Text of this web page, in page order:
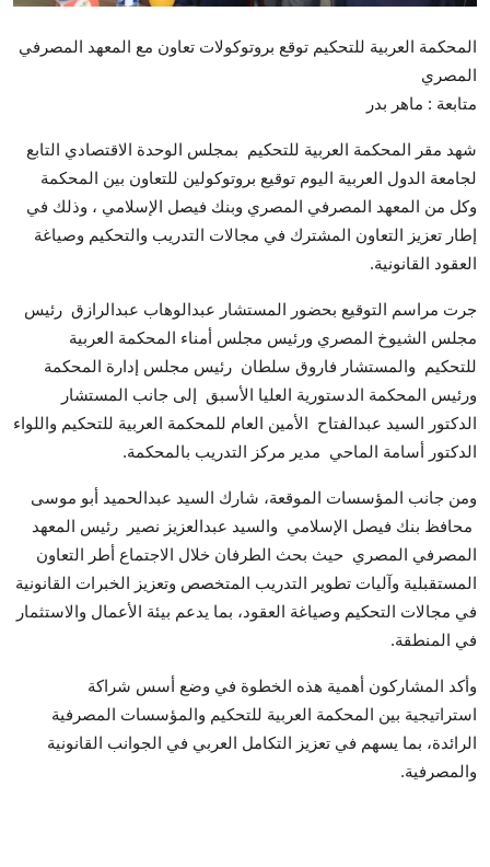
مقالات
Contact
المحكمة العربية للتحكيم توقع بروتوكولات تعاون مع المعهد المصرفي
المصري
متابعة : ماهر بدر
شهد مقر المحكمة العربية للتحكيم بمجلس الوحدة الاقتصادي التابع
لجامعة الدول العربية اليوم توقيع بروتوكولين للتعاون بين المحكمة
وكل من المعهد المصرفي المصري وبنك فيصل الإسلامي ، وذلك في
إطار تعزيز التعاون المشترك في مجالات التدريب والتحكيم وصياغة
العقود القانونية.
جرت مراسم التوقيع بحضور المستشار عبدالوهاب عبدالرازق رئيس
مجلس الشيوخ المصري ورئيس مجلس أمناء المحكمة العربية
للتحكيم والمستشار فاروق سلطان رئيس مجلس إدارة المحكمة
ورئيس المحكمة الدستورية العليا الأسبق إلى جانب المستشار
الدكتور السيد عبدالفتاح الأمين العام للمحكمة العربية للتحكيم واللواء
الدكتور أسامة الماحي مدير مركز التدريب بالمحكمة.
ومن جانب المؤسسات الموقعة، شارك السيد عبدالحميد أبو موسى
محافظ بنك فيصل الإسلامي والسيد عبدالعزيز نصير رئيس المعهد
المصرفي المصري حيث بحث الطرفان خلال الاجتماع أطر التعاون
المستقبلية وآليات تطوير التدريب المتخصص وتعزيز الخبرات القانونية
في مجالات التحكيم وصياغة العقود، بما يدعم بيئة الأعمال والاستثمار
في المنطقة.
وأكد المشاركون أهمية هذه الخطوة في وضع أسس شراكة
استراتيجية بين المحكمة العربية للتحكيم والمؤسسات المصرفية
الرائدة، بما يسهم في تعزيز التكامل العربي في الجوانب القانونية
والمصرفية.